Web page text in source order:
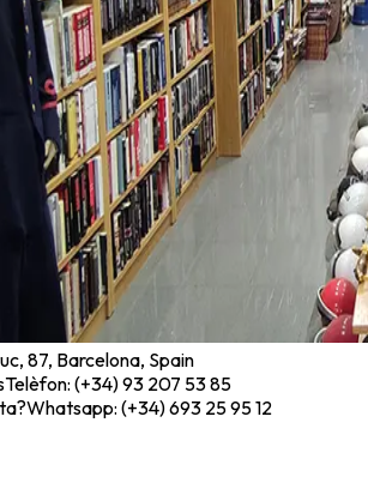
87, Barcelona, Spain
Telèfon: (+34) 93 207 53 85
Whatsapp: (+34) 693 25 95 12